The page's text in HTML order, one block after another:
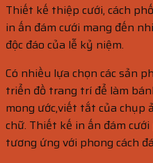
Thiết kế thiệp cưới, cách
in ấn đám cưới mang đến
độc đáo của lễ kỷ niệm.
Có nhiều lựa chọn các sản
triển đồ trang trí để làm
mong ước,viết tắt của chụp
chữ. Thiết kế in ấn đám
tương ứng với phong cách